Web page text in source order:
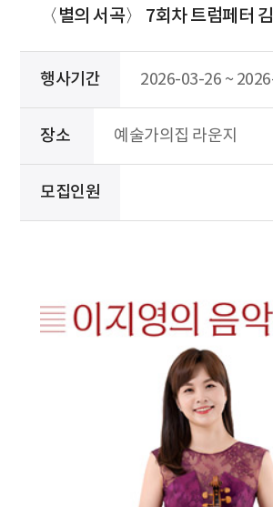
〈별의 서곡〉 7회차 트럼페터 김
행사기간 2026-03-26 ~
장소 예술가의집 라운지
모집인원